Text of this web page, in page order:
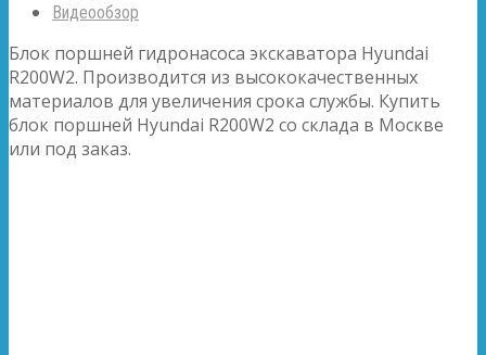
Видеообзор
Блок поршней гидронасоса экскаватора Hyundai
R200W2. Производится из высококачественных
материалов для увеличения срока службы. Купить
блок поршней Hyundai R200W2 со склада в Москве
или под заказ.